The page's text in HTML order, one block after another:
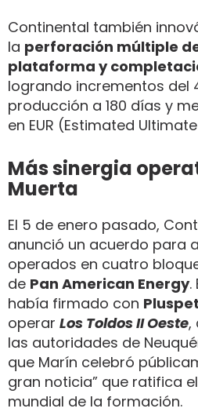
Continental también
la perforación múltiple
plataforma y
logrando incrementos del
producción a 180 días y
en EUR (Estimated
Más sinergia
Muerta
El 5 de enero pasado,
anunció un acuerdo para
operados en cuatro
de Pan American Energy.
había firmado con
operar Los Toldos II Oeste,
las autoridades de
que Marín celebró
gran noticia” que ratifica
mundial de la formación.